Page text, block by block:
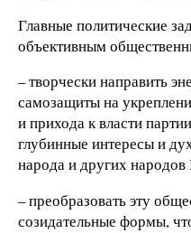
Главные политические
объективным
– творчески направить
самозащиты на
и прихода к власти
глубинные интересы и
народа и других народов
– преобразовать эту
созидательные формы,